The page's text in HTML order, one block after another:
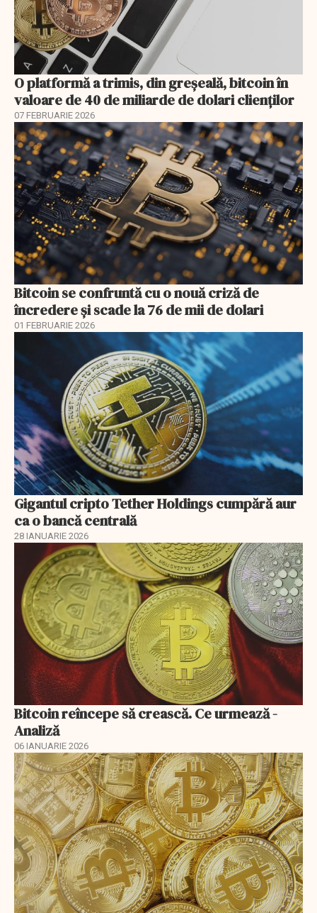
O platformă a trimis, din greşeală, bitcoin în
valoare de 40 de miliarde de dolari clienţilor
07 FEBRUARIE 2026
Bitcoin se confruntă cu o nouă criză de
încredere și scade la 76 de mii de dolari
01 FEBRUARIE 2026
Gigantul cripto Tether Holdings cumpără aur
ca o bancă centrală
28 IANUARIE 2026
Bitcoin reîncepe să crească. Ce urmează -
Analiză
06 IANUARIE 2026